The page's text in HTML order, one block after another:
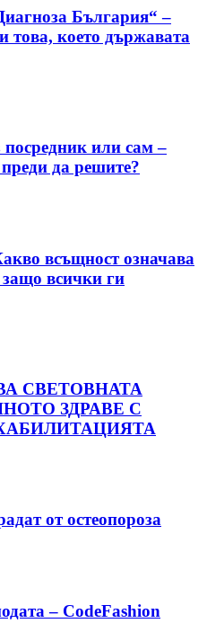
България“ –
това, което държавата
или сам –
да решите?
всъщност означава
всички ги
СВЕТОВНАТА
ЗДРАВЕ С
от остеопороза
– CodeFashion